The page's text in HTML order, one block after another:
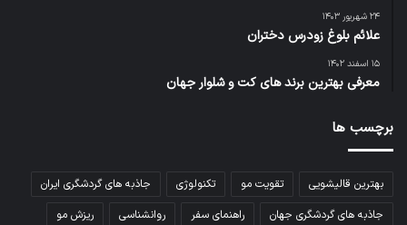
۲۴ شهریور ۱۴۰۳
علائم بلوغ زودرس دختران
۱۵ اسفند ۱۴۰۲
معرفی بهترین برند های کت و شلوار جهان
برچسب ها
بهترین قالیشویی تقویت مو تکنولوژی
جاذبه های گردشگری ایران
جاذبه های گردشگری جهان
راهنمای سفر روانشناسی
ریزش مو